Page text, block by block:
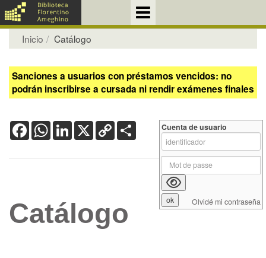
Inicio Catálogo
Sanciones a usuarios con préstamos vencidos: no
podrán inscribirse a cursada ni rendir exámenes finales
FacebookWhatsApp
LinkedIn
X Copy
Link
Catálogo
Cuenta de usuario
Olvidé mi contraseña